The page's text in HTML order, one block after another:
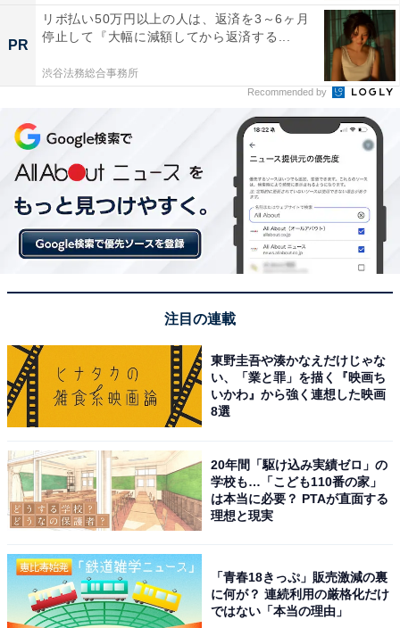
​​​「シュロの棒たわし」はシュロが針金でまとめられてい
るので、金具で洗うものを傷つけないように気を付けて
取り扱いの注意として、公式Webサイトには「樹脂や漆
器等、キズがつきやすいものへの使用は避けてくださ
い」とあります。プラスチック製の食品保存容器なども
避けた方がいいでしょう。なお、酢につけてしまうと変
色します。
シュロの棒たわしの最大の特徴といってもいいのが、洗
剤を使いたくない素材のものでも、細かい汚れをしっか
PR
リボ払い50万円以上の人は、返済を3～6ヶ月
停止して『大幅に減額してから返済する...
渋谷法務総合事務所
Recommended by
注目の連載
東野圭吾や湊かなえだけじゃな
い、「業と罪」を描く『映画ち
いかわ』から強く連想した映画
8選
20年間「駆け込み実績ゼロ」の
学校も…「こども110番の家」
は本当に必要？ PTAが直面する
理想と現実
「青春18きっぷ」販売激減の裏
に何が？ 連続利用の厳格化だけ
ではない「本当の理由」